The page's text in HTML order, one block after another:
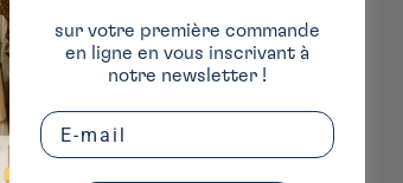
sur votre première commande
en ligne en vous inscrivant à
notre newsletter !
Email